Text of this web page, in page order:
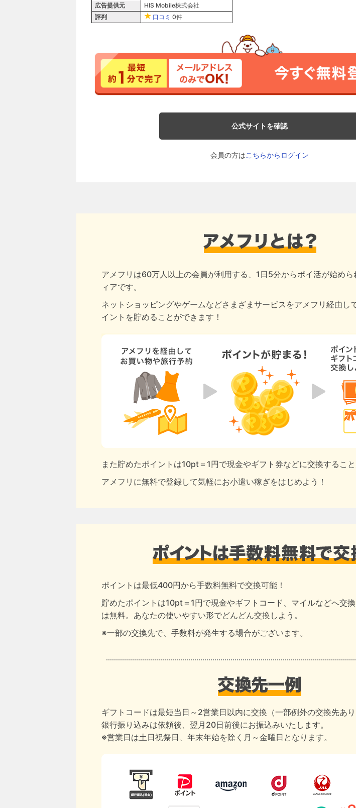
広告提供元
HIS Mobile株式会社
評判
口コミ 0件
公式サイトを確認
会員の方はこちらからログイン
アメフリは60万人以上の会員が利用する、1日5分からポイ活が始め
ィアです。
ネットショッピングやゲームなどさまざまサービスをアメフリ経由し
イントを貯めることができます！
また貯めたポイントは10pt＝1円で現金やギフト券などに交換すること
アメフリに無料で登録して気軽にお小遣い稼ぎをはじめよう！
ポイントは最低400円から手数料無料で交換可能！
貯めたポイントは10pt＝1円で現金やギフトコード、マイルなどへ交
は無料。あなたの使いやすい形でどんどん交換しよう。
※一部の交換先で、手数料が発生する場合がございます。
ギフトコードは最短当日～2営業日以内に交換（一部例外の交換先あり
銀行振り込みは依頼後、翌月20日前後にお振込みいたします。
※営業日は土日祝祭日、年末年始を除く月～金曜日となります。